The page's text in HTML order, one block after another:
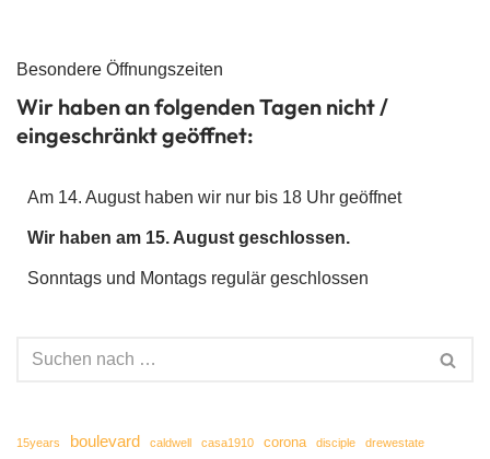
Besondere Öffnungszeiten
Wir haben an folgenden Tagen nicht /
eingeschränkt geöffnet:
Am 14. August haben wir nur bis 18 Uhr geöffnet
Wir haben am 15. August geschlossen.
Sonntags und Montags regulär geschlossen
15years boulevard caldwell casa1910 corona disciple drewestate